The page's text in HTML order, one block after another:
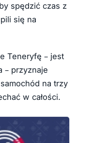
spędzić czas z
się na
Teneryfę – jest
– przyznaje
na trzy
w całości.